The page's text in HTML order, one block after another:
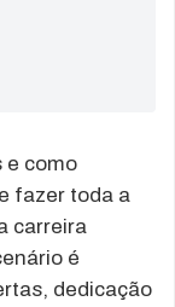
e como
fazer toda a
carreira
é
dedicação